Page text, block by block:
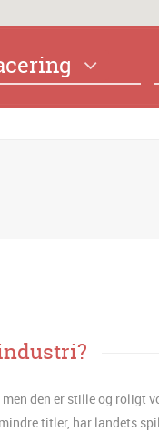
den er stille og roligt
titler, har landets